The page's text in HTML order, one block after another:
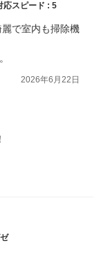
応スピード : 5
で室内も掃除機
2026年6月22日
等の車両に
いきます。
ておりま